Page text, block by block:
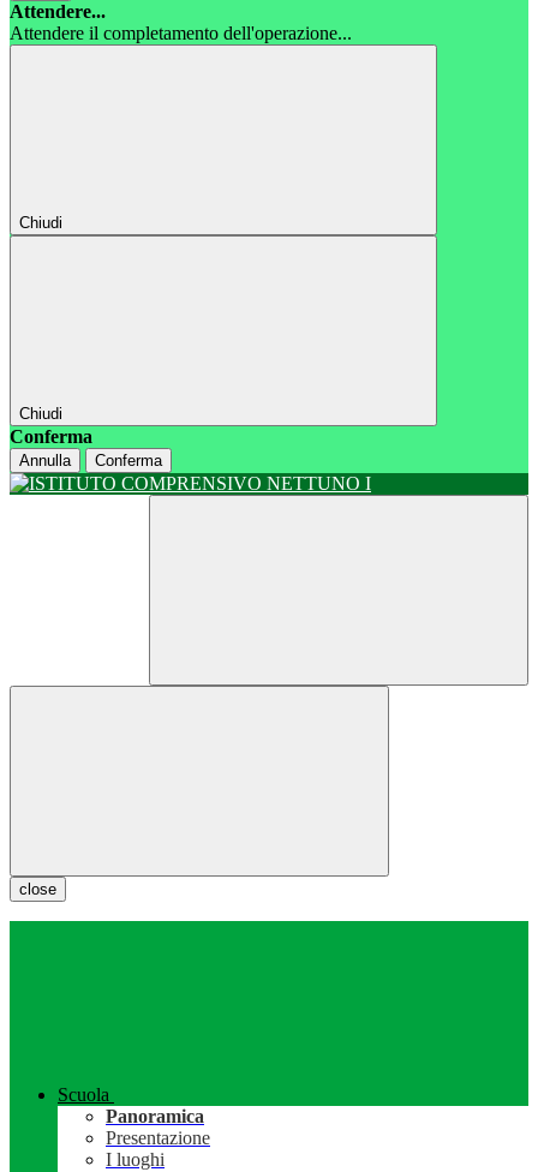
Attendere...
Attendere il completamento dell'operazione...
Chiudi
Chiudi
Conferma
Annulla Conferma
close
Scuola
Panoramica
Presentazione
I luoghi